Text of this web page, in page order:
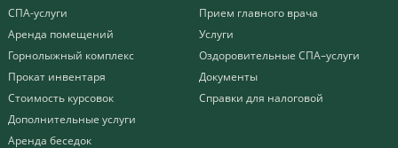
СПА-услуги
Аренда помещений
Горнолыжный комплекс
Прокат инвентаря
Стоимость курсовок
Дополнительные услуги
Аренда беседок
Прием главного врача
Услуги
Оздоровительные СПА–услуги
Документы
Справки для налоговой